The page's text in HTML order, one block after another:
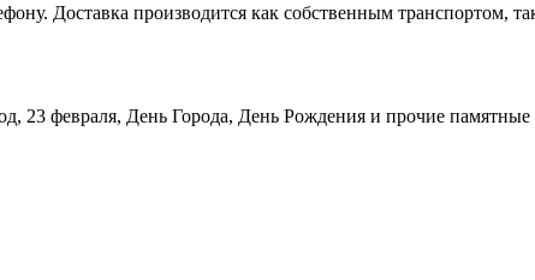
Доставка производится как собственным транспортом,
23 февраля, День Города, День Рождения и прочие памятные